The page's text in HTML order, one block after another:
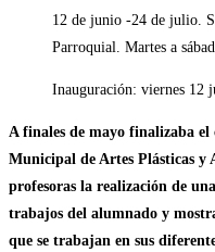
12 de junio -24 de julio.
Parroquial. Martes a
Inauguración: viernes 12
A finales de mayo finalizaba el
Municipal de Artes Plásticas y
profesoras la realización de
trabajos del alumnado y
que se trabajan en sus